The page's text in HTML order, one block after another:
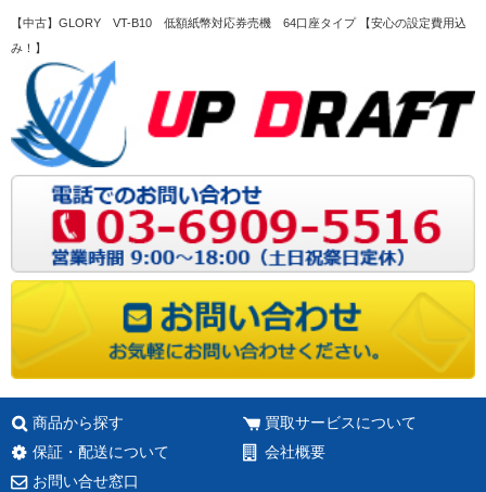
【中古】GLORY VT-B10 低額紙幣対応券売機 64口座タイプ 【安心の設定費用込
み！】
商品から探す
買取サービスについて
保証・配送について
会社概要
お問い合せ窓口